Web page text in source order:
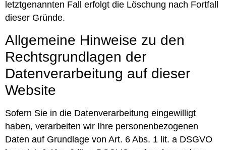
letztgenannten Fall erfolgt die Löschung nach Fortfall
dieser Gründe.
Allgemeine Hinweise zu den
Rechtsgrundlagen der
Datenverarbeitung auf dieser
Website
Sofern Sie in die Datenverarbeitung eingewilligt
haben, verarbeiten wir Ihre personenbezogenen
Daten auf Grundlage von Art. 6 Abs. 1 lit. a DSGVO